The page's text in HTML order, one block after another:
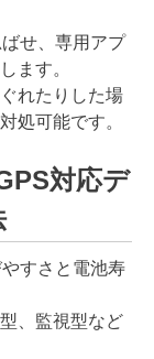
せ、専用アプ
ます。
れたりした場
処可能です。
対応デ
すさと電池寿
、監視型など